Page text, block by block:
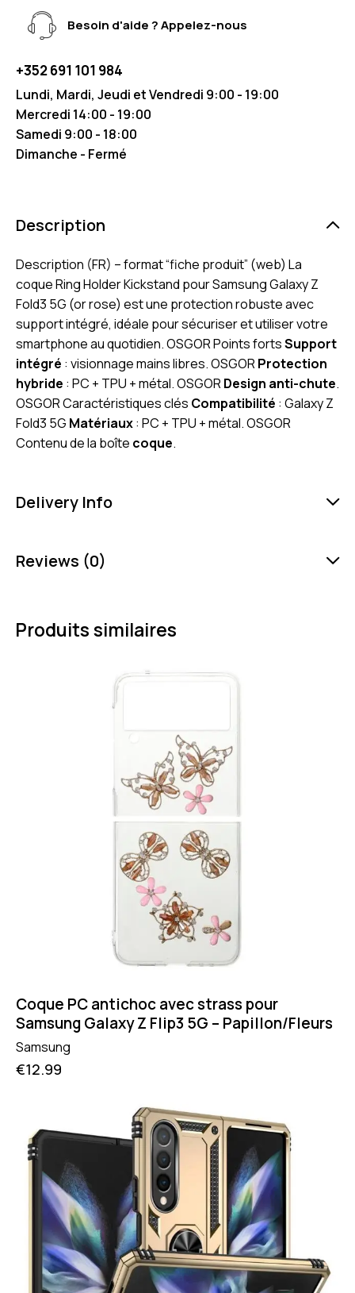
Besoin d'aide ? Appelez-nous
+352 691 101 984
Lundi, Mardi, Jeudi et Vendredi 9:00 - 19:00
Mercredi 14:00 - 19:00
Samedi 9:00 - 18:00
Dimanche - Fermé
Description
Description (FR) – format “fiche produit” (web) La
coque Ring Holder Kickstand pour Samsung Galaxy Z
Fold3 5G (or rose) est une protection robuste avec
support intégré, idéale pour sécuriser et utiliser votre
smartphone au quotidien. OSGOR Points fortsSupport
intégré : visionnage mains libres. OSGORProtection
hybride : PC + TPU + métal. OSGORDesign anti-chute.
OSGOR Caractéristiques clés Compatibilité : Galaxy Z
Fold3 5G Matériaux: PC + TPU + métal. OSGOR
Contenu de la boîte coque.
Delivery Info
Reviews (0)
Produits similaires
Coque PC antichoc avec strass pour
Samsung Galaxy Z Flip3 5G – Papillon/Fleurs
Samsung
€12.99